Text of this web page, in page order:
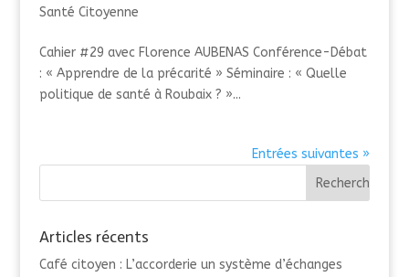
Santé Citoyenne
Cahier #29 avec Florence AUBENAS Conférence-Débat
: « Apprendre de la précarité » Séminaire : « Quelle
politique de santé à Roubaix ? »...
Entrées suivantes »
Articles récents
Café citoyen : L’accorderie un système d’échanges